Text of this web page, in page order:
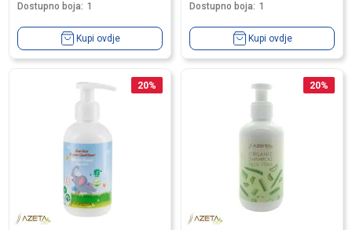
Dostupno boja: 1
Kupi ovdje
Dostupno boja: 1
Kupi ovdje
20% 20%